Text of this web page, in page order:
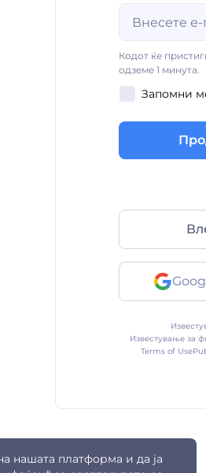
нашата платформа и да ја
Кодот ќе
одземе 1 минута.
Ова поле е
Запомни
Известување за
Terms of Use